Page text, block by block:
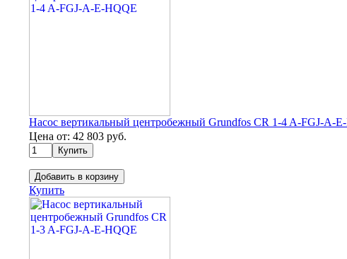
Насос вертикальный центробежный Grundfos CR 1-4 A-FGJ-A-
Цена от: 42 803 руб.
Добавить в корзину
Купить